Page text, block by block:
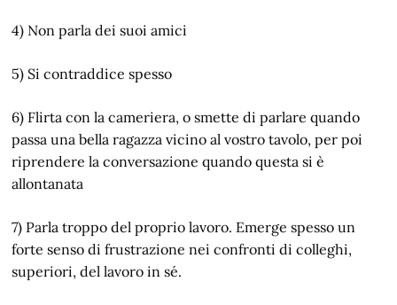
4) Non parla dei suoi amici
5) Si contraddice spesso
6) Flirta con la cameriera, o smette di parlare quando
passa una bella ragazza vicino al vostro tavolo, per poi
riprendere la conversazione quando questa si è
allontanata
7) Parla troppo del proprio lavoro. Emerge spesso un
forte senso di frustrazione nei confronti di colleghi,
superiori, del lavoro in sé.